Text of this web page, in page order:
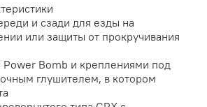
и сзади для езды на
или защиты от прокручивания
Power Bomb и креплениями под
глушителем, в котором